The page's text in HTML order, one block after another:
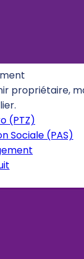
propriétaire,
(PTZ)
Sociale (PAS)